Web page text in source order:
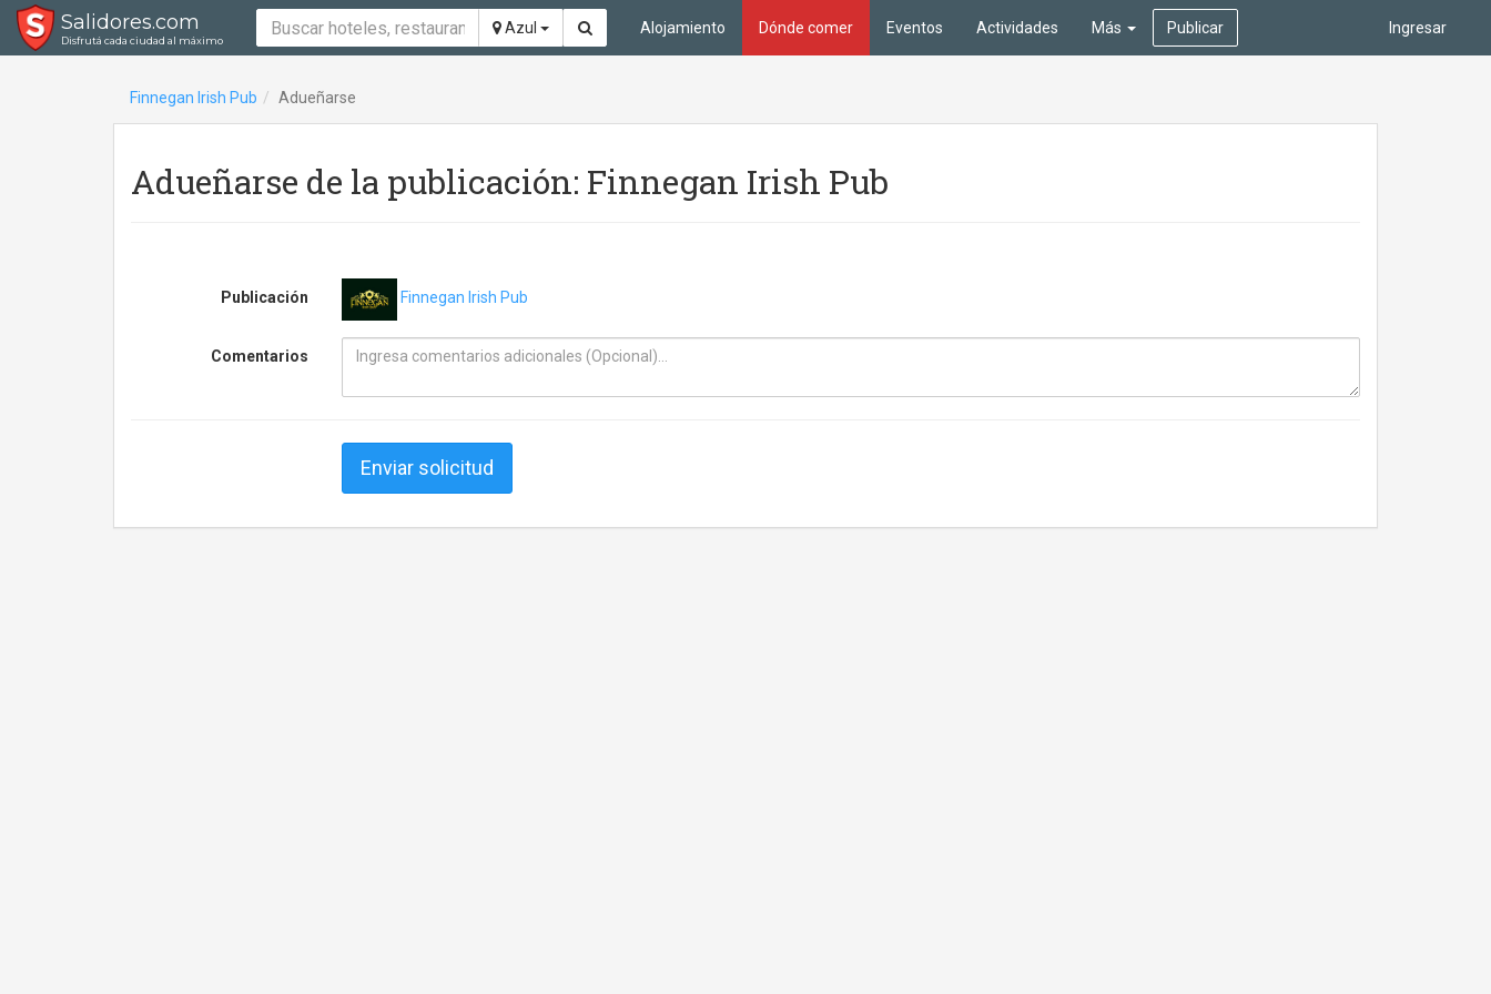
Salidores.com
Disfrutá cada ciudad al máximo
Azul Ingresar
Alojamiento Dónde comer Eventos Actividades Más Publicar
Finnegan Irish Pub Adueñarse
Adueñarse de la publicación: Finnegan Irish Pub
Publicación Finnegan Irish Pub
Comentarios
Enviar solicitud